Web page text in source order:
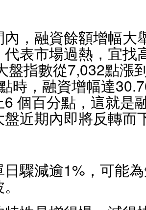
，融資餘額增幅大
表市場過熱，宜找
盤指數從7,032點漲
時，融資增幅達
6 個百分點，這就是
近期內即將反轉而
驟減逾1%，可能